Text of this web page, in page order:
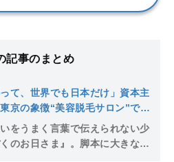
記事のまとめ
て、世界でも日本だけ」資本主
京の象徴“美容脱毛サロン”で働
ナミビアの砂漠』はどのように
をうまく言葉で伝えられない少
のお日さま』。脚本に大きな影